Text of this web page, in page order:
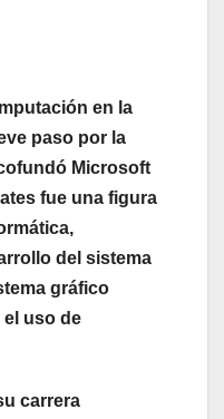
en la
paso por la
Microsoft
fue una figura
del sistema
gráfico
uso de
carrera